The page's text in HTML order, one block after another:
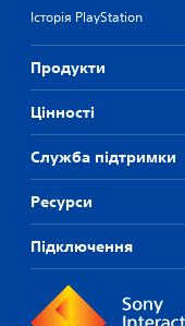
Історія PlayStation
Продукти
Цiнностi
Служба підтримки
Ресурси
Підключення